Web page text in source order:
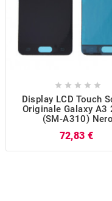
    
Display LCD Touch
Originale Galaxy A3
(SM-A310) Nero
72,83 €